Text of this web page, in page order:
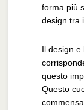
forma più
design tra
Il design e
questo
Questo